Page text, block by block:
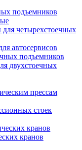
подъемников
для четырехстоечных
автосервисов
подъемников
двухстоечных
прессам
стоек
кранов
кранов